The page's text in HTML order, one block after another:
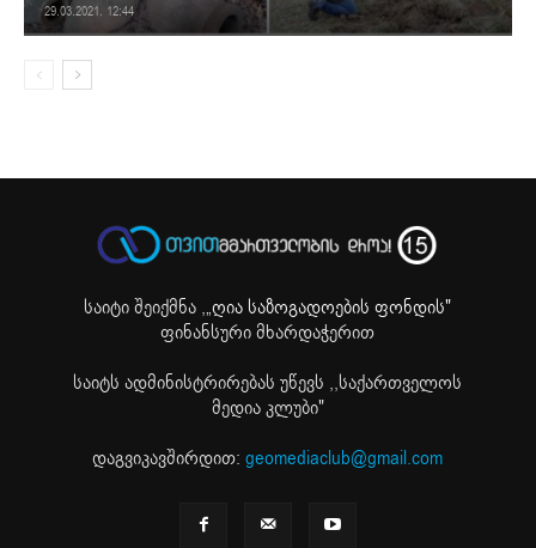
29.03.2021. 12:44
საიტი შეიქმნა ,„ღია საზოგადოების ფონდის"
ფინანსური მხარდაჭერით
საიტს ადმინისტრირებას უწევს ,,საქართველოს
მედია კლუბი"
დაგვიკავშირდით:geomediaclub@gmail.com